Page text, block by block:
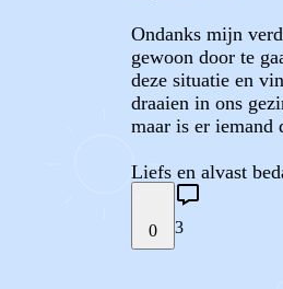
Ondanks mijn
gewoon door te
deze situatie en
draaien in ons
maar is er iemand
Liefs en alvast
0 3